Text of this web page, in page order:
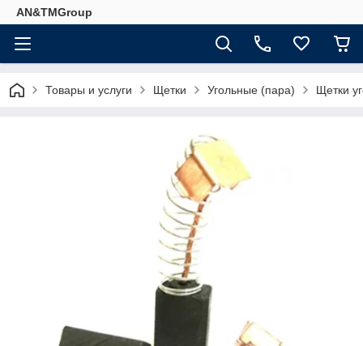
AN&TMGroup
Товары и услуги Щетки Угольные (пара) Щетки